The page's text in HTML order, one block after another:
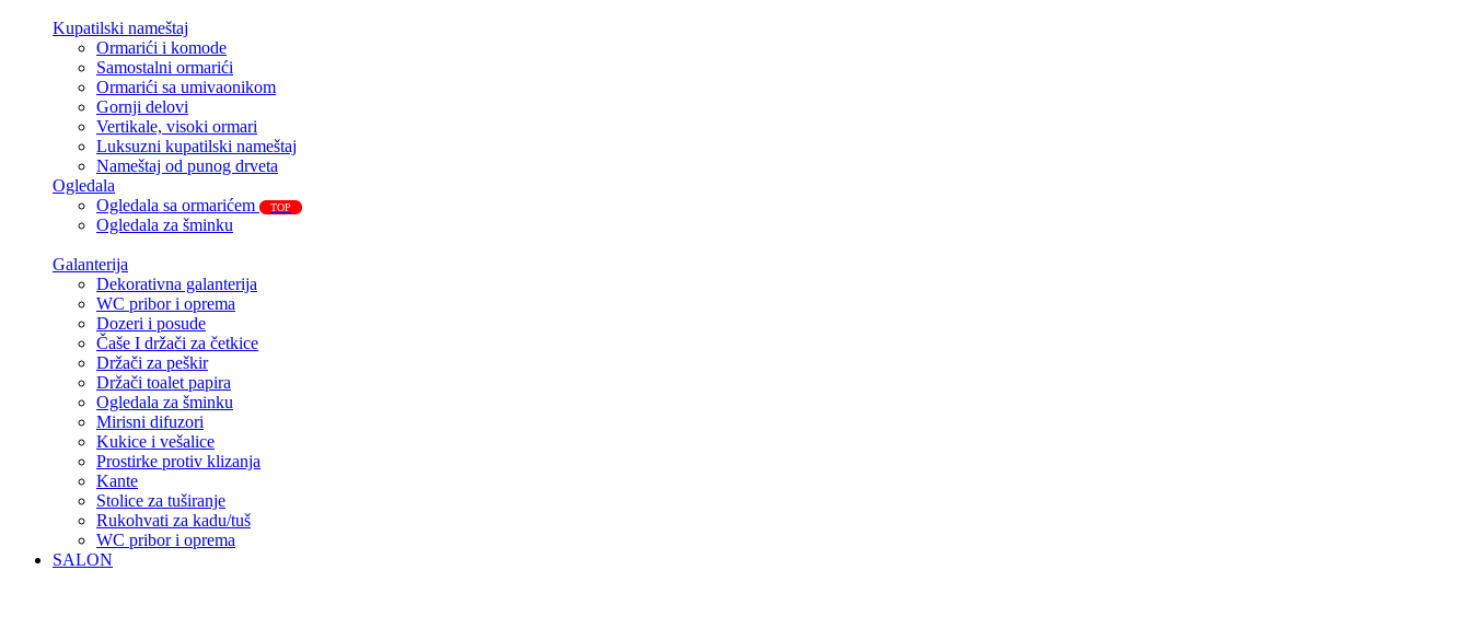
Kupatilski nameštaj
Ormarići i komode
Samostalni ormarići
Ormarići sa umivaonikom
Gornji delovi
Vertikale, visoki ormari
Luksuzni kupatilski nameštaj
Nameštaj od punog drveta
Ogledala
Ogledala sa ormarićem
TOP
Ogledala za šminku
Galanterija
Dekorativna galanterija
WC pribor i oprema
Dozeri i posude
Čaše I držači za četkice
Držači za peškir
Držači toalet papira
Ogledala za šminku
Mirisni difuzori
Kukice i vešalice
Prostirke protiv klizanja
Kante
Stolice za tuširanje
Rukohvati za kadu/tuš
WC pribor i oprema
SALON